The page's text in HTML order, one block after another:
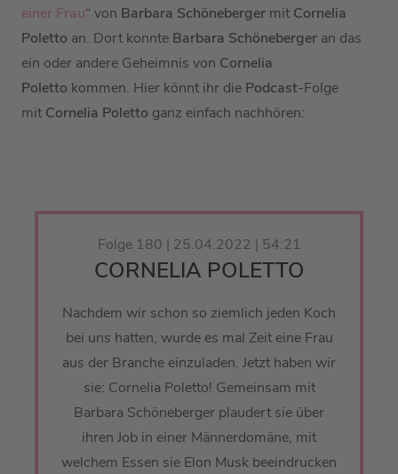
einer Frau“ von Barbara Schöneberger mit Cornelia
Poletto an. Dort konnte Barbara Schöneberger an das
ein oder andere Geheimnis von Cornelia
Poletto kommen. Hier könnt ihr die Podcast-Folge
mit Cornelia Poletto ganz einfach nachhören:
Folge 180 | 25.04.2022 | 54:21
CORNELIA POLETTO
Nachdem wir schon so ziemlich jeden Koch
bei uns hatten, wurde es mal Zeit eine Frau
aus der Branche einzuladen. Jetzt haben wir
sie: Cornelia Poletto! Gemeinsam mit
Barbara Schöneberger plaudert sie über
ihren Job in einer Männerdomäne, mit
welchem Essen sie Elon Musk beeindrucken